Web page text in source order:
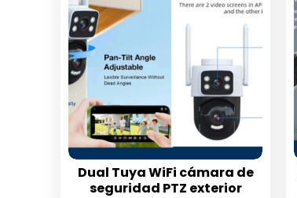
Dual Tuya WiFi cámara de
seguridad PTZ exterior